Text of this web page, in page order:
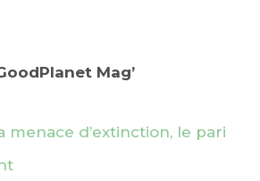
Mag’
menace d’extinction, le pari